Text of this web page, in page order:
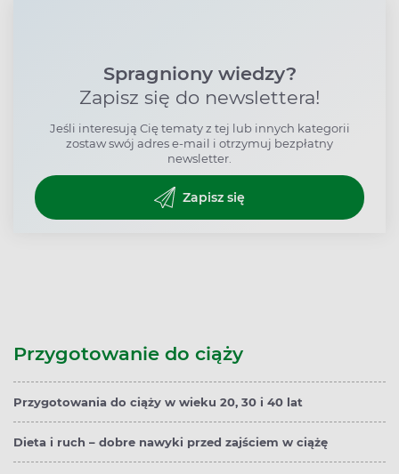
Spragniony wiedzy?
Zapisz się do newslettera!
Jeśli interesują Cię tematy z tej lub innych kategorii
zostaw swój adres e-mail i otrzymuj bezpłatny
newsletter.
Zapisz się
Przygotowanie do ciąży
Przygotowania do ciąży w wieku 20, 30 i 40 lat
Dieta i ruch – dobre nawyki przed zajściem w ciążę